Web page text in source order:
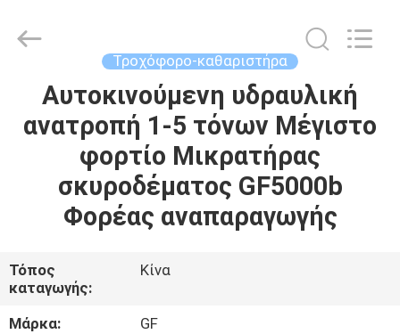
ΑΡΧΙΚΉ
ΣΕΛΊΔΑ
ΠΡΟΪΌΝΤΑ
ΣΧΕΤΙΚΆ
ΜΕ
ΕΜΆΣ
CO.,LIMITED.
Τροχόφορο-καθαριστήρα
Αυτοκινούμενη υδραυλική
ανατροπή 1-5 τόνων Μέγιστο
φορτίο Μικρατήρας
σκυροδέματος GF5000b
Φορέας αναπαραγωγής
Τόπος
καταγωγής:
Κίνα
Μάρκα:
GF